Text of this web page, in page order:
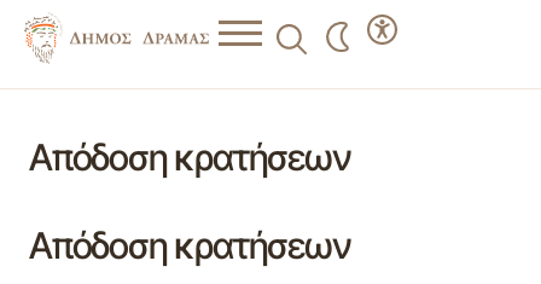
Απόδοση κρατήσεων
Απόδοση κρατήσεων